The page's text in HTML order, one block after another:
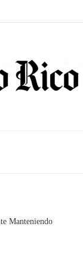
Manteniendo